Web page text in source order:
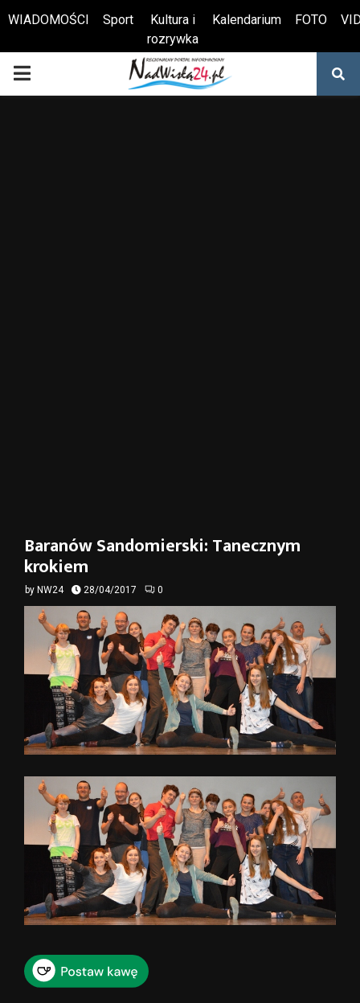
Otwórz pasek narzędzi
WIADOMOŚCI Sport
Kultura i
rozrywka
Kalendarium FOTO
PRIMARY
Baranów Sandomierski: Tanecznym
krokiem
by NW24 28/04/2017 0